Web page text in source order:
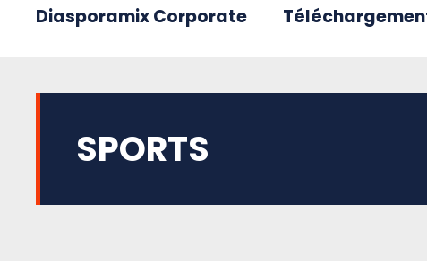
Diasporamix Corporate
SPORTS